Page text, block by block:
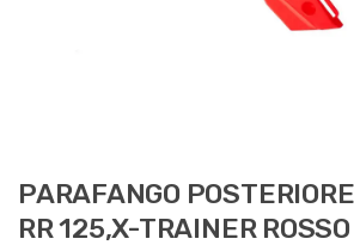
PARAFANGO
RR 125,X-TRAINER ROSSO